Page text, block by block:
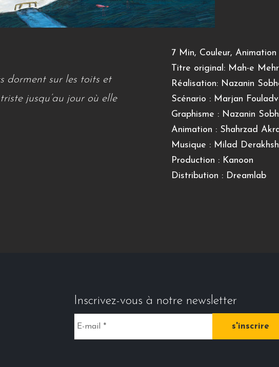
dorment sur les toits et
jusqu’au jour où elle
7 Min, Couleur, Animation
Titre original: Mah-e
Réalisation: Nazanin
Scénario : Marjan
Graphisme : Nazanin
Animation : Shahrzad
Musique : Milad
Production : Kanoon
Distribution : Dreamlab
Inscrivez-vous à notre newsletter